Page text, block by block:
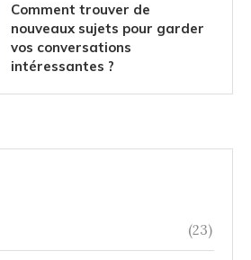
Comment trouver de
nouveaux sujets pour garder
vos conversations
intéressantes ?
(23)